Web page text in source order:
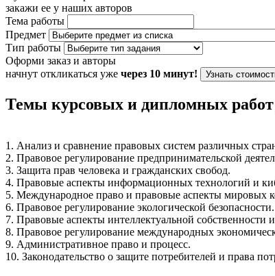
закажи ее у наших авторов
Тема работы
Предмет
Тип работы
Оформи заказ и авторы
начнут откликаться уже через 10 минут! Узнать
Темы курсовых и дипломных
1. Анализ и сравнение правовых систем различных
2. Правовое регулирование предпринимательской
3. Защита прав человека и гражданских свобод.
4. Правовые аспекты информационных технологий и
5. Международное право и правовые аспекты мировых
6. Правовое регулирование экологической безопасности.
7. Правовые аспекты интеллектуальной собственности
8. Правовое регулирование международных
9. Административное право и процесс.
10. Законодательство о защите потребителей и права